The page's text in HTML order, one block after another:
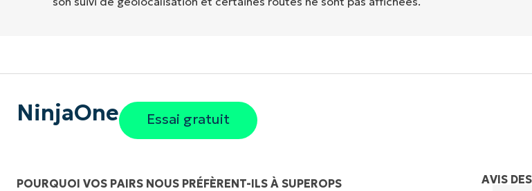
NinjaOne Essai gratuit
POURQUOI VOS PAIRS NOUS PRÉFÈRENT-ILS À SUPEROPS
AVIS